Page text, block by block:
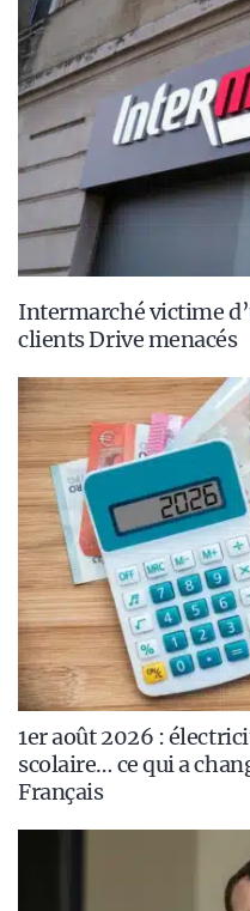
Intermarché victime
clients Drive menacés
1er août 2026 :
scolaire… ce qui a
Français